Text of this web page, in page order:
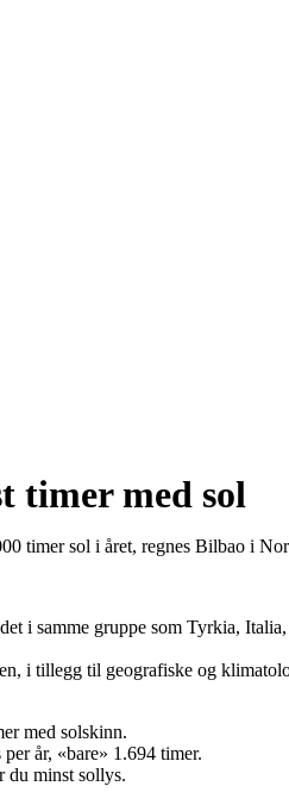
timer med sol
timer sol i året, regnes Bilbao i
i samme gruppe som Tyrkia,
i tillegg til geografiske og
med solskinn.
år, «bare» 1.694 timer.
du minst sollys.